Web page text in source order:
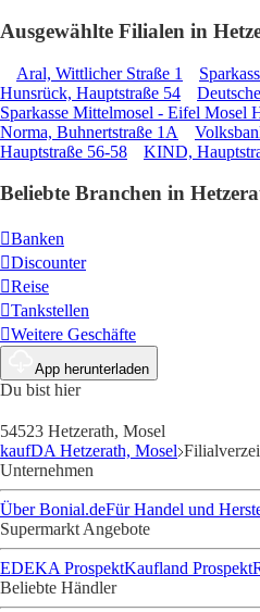
Ausgewählte Filialen in
Aral, Wittlicher Straße 1
Hunsrück, Hauptstraße 54
Sparkasse Mittelmosel - Eifel Mosel
Norma, Buhnertstraße 1A
Hauptstraße 56-58
KIND,
Beliebte Branchen in
Banken
Discounter
Reise
Tankstellen
Weitere Geschäfte
App herunterladen
Du bist hier
54523 Hetzerath, Mosel
kaufDA Hetzerath, Mosel
Unternehmen
Über Bonial.deFür Handel und
Supermarkt Angebote
EDEKA ProspektKaufland Prospekt
Beliebte Händler